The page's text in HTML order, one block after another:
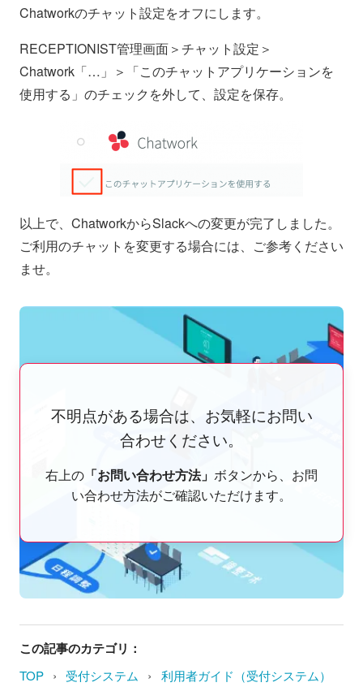
Chatworkのチャット設定をオフにします。
RECEPTIONIST管理画面＞チャット設定＞
Chatwork「…」＞「このチャットアプリケーションを
使用する」のチェックを外して、設定を保存。
以上で、ChatworkからSlackへの変更が完了しました。
ご利用のチャットを変更する場合には、ご参考ください
ませ。
不明点がある場合は、お気軽にお問い
合わせください。
右上の 「お問い合わせ方法」 ボタンから、お問
い合わせ方法がご確認いただけます。
この記事のカテゴリ：
TOP › 受付システム › 利用者ガイド（受付システム）